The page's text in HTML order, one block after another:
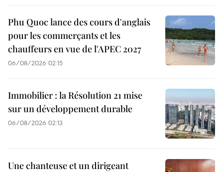
Phu Quoc lance des cours d'anglais
pour les commerçants et les
chauffeurs en vue de l'APEC 2027
06/08/2026 02:15
Immobilier : la Résolution 21 mise
sur un développement durable
06/08/2026 02:13
Une chanteuse et un dirigeant